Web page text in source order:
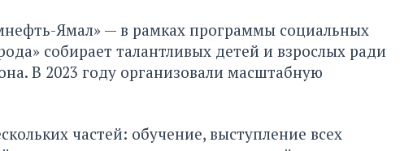
Ямал» — в рамках программы социальных
собирает талантливых детей и взрослых ради
В 2023 году организовали масштабную
частей: обучение, выступление всех